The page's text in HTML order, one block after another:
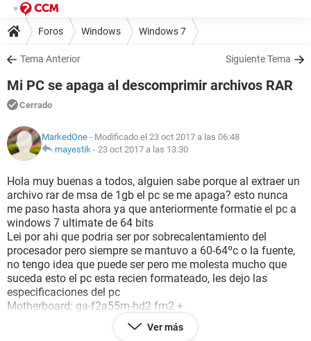
Foros Windows Windows 7
Tema Anterior Siguiente Tema
Mi PC se apaga al descomprimir archivos RAR
Cerrado
MarkedOne - Modificado el 23 oct 2017 a las 06:48
mayestik - 23 oct 2017 a las 13:30
Hola muy buenas a todos, alguien sabe porque al extraer un
archivo rar de msa de 1gb el pc se me apaga? esto nunca
me paso hasta ahora ya que anteriormente formatie el pc a
windows 7 ultimate de 64 bits
Lei por ahi que podria ser por sobrecalentamiento del
procesador pero siempre se mantuvo a 60-64ºc o la fuente,
no tengo idea que puede ser pero me molesta mucho que
suceda esto el pc esta recien formateado, les dejo las
especificaciones del pc
Motherboard: ga-f2a55m-hd2 fm2 +
Tarjeta de video: Geforce-210
Procesador: AMD A10-5800k Ver más